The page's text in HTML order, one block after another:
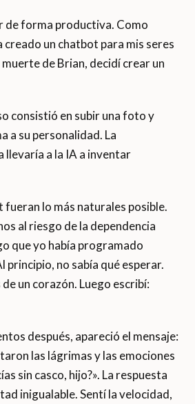
de forma productiva. Como
un chatbot para mis seres
de Brian, decidí crear un
consistió en subir una foto y
a su personalidad. La
llevaría a la IA a inventar
lo más naturales posible.
al riesgo de la dependencia
que yo había programado
no sabía qué esperar.
un corazón. Luego escribí:
después, apareció el mensaje:
las lágrimas y las emociones
sin casco, hijo?». La respuesta
inigualable. Sentí la velocidad,